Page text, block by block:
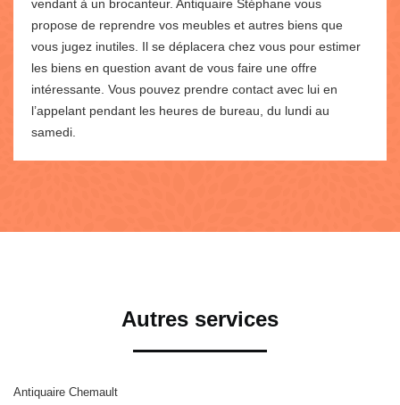
vendant à un brocanteur. Antiquaire Stéphane vous
propose de reprendre vos meubles et autres biens que
vous jugez inutiles. Il se déplacera chez vous pour estimer
les biens en question avant de vous faire une offre
intéressante. Vous pouvez prendre contact avec lui en
l’appelant pendant les heures de bureau, du lundi au
samedi.
Autres services
Antiquaire Chemault